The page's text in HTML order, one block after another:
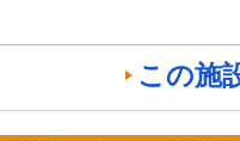
この施